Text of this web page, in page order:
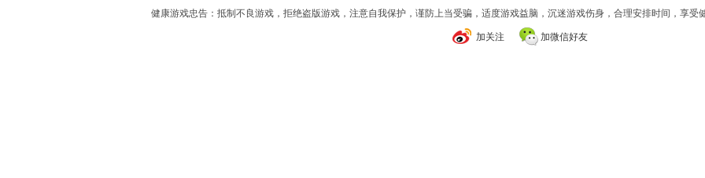
健康游戏忠告：抵制不良游戏，拒绝盗版游戏，注意自我保护，谨防上当受骗，适度游戏益脑，沉迷游戏伤身，合理安排时间，享受
加关注 加微信好友